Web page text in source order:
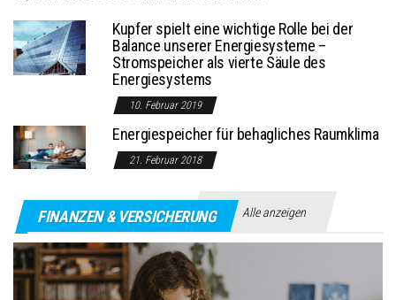
Kupfer spielt eine wichtige Rolle bei der
Balance unserer Energiesysteme –
Stromspeicher als vierte Säule des
Energiesystems
10. Februar 2019
Energiespeicher für behagliches Raumklima
21. Februar 2018
FINANZEN & VERSICHERUNG Alle anzeigen